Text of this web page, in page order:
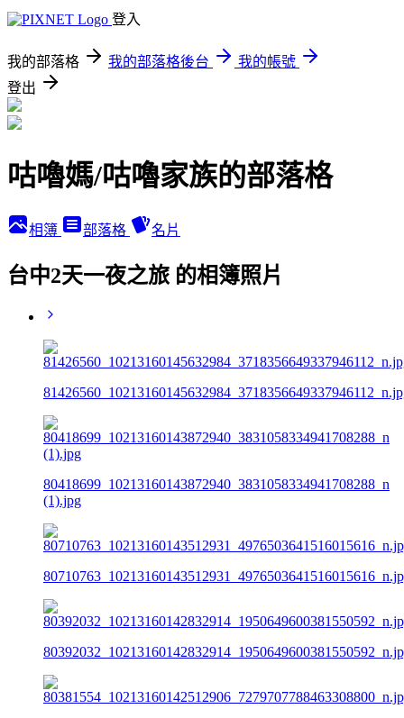
登入
我的部落格 我的部落格後台
我的帳號
登出
咕嚕媽/咕嚕家族的部落格
相簿 部落格 名片
台中2天一夜之旅 的相簿照片
80418699_10213160143872940_3831058334941708288_n
(1).jpg